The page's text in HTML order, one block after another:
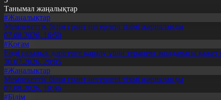
Танымал жаңалықтар
#Жаңалықтар
Мемлекеттік білім грант иегерлері тізімі жарияланды
07.08.2026, 16:50
#Қоғам
Енді салалық дәрігерге қаралу үшін терапевт жолдамасы қажет
30.07.2026, 20:05
#Жаңалықтар
Мемлекеттік білім грант иегерлері тізімі жарияланды
07.08.2026, 19:46
#Білім